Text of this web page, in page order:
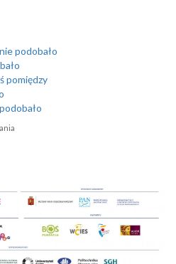
podobało
pomiędzy